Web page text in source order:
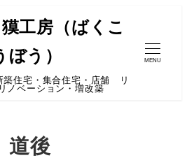
工房（ばくこ
ぼう）
住宅・集合住宅・店舗 リ
ノベーション・増改築
MENU
道後